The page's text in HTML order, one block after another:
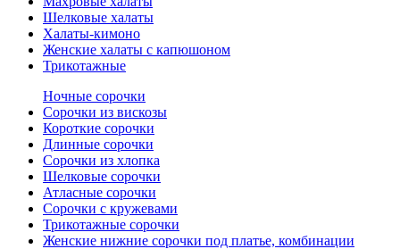
Шелковые халаты
Халаты-кимоно
Женские халаты с капюшоном
Трикотажные
Ночные сорочки
Сорочки из вискозы
Короткие сорочки
Длинные сорочки
Сорочки из хлопка
Шелковые сорочки
Атласные сорочки
Сорочки с кружевами
Трикотажные сорочки
Женские нижние сорочки под платье, комбинации